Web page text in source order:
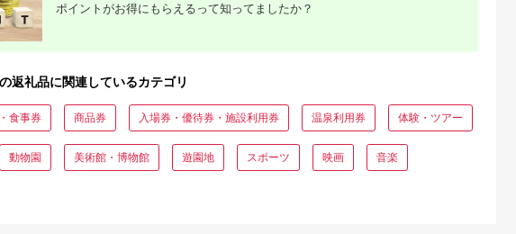
万円寄付できる？おす
返礼品も紹介
ポイントがお得にもらえるって知ってましたか？
返礼品に関連しているカテゴリ
食事券 商品券 入場券・優待券・施設利用券 温泉利用券 体験・ツアー
動物園 美術館・博物館 遊園地 スポーツ 映画 音楽